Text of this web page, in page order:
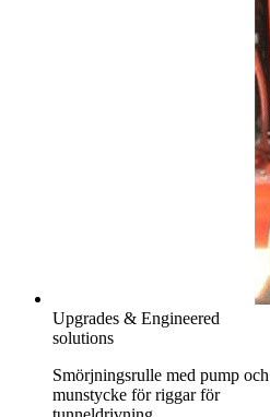
Upgrades & Engineered
solutions
Smörjningsrulle med pump och
munstycke för riggar för